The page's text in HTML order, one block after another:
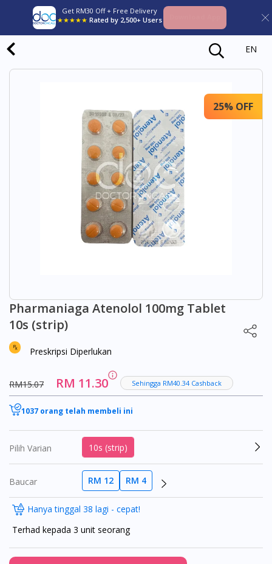
Get RM30 Off + Free Delivery
★★★★★ Rated by 2,500+ Users
EN
25% OFF
Pharmaniaga Atenolol 100mg Tablet
10s (strip)
Preskripsi Diperlukan
RM15.07 RM 11.30 Sehingga RM40.34 Cashback
1037 orang telah membeli ini
Pilih Varian 10s (strip)
Baucar RM 12 RM 4
Hanya tinggal 38 lagi - cepat!
Terhad kepada 3 unit seorang